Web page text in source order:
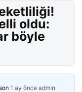
oldu:
böyle
1 ay önce admin